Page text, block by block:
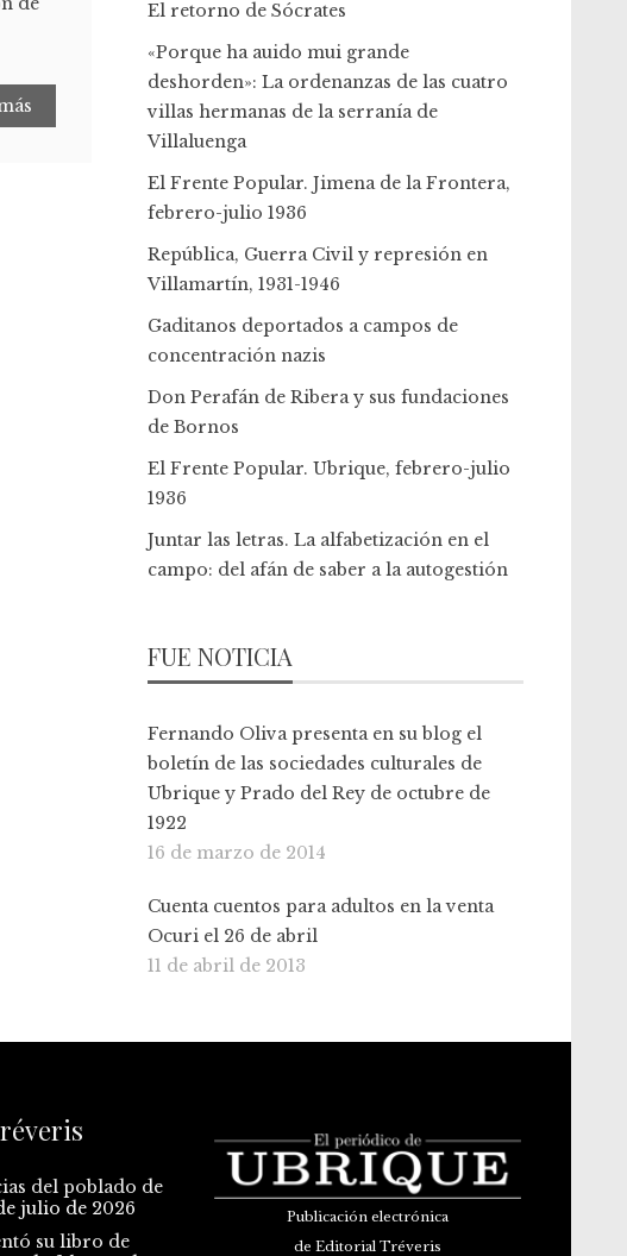
El retorno de Sócrates
«Porque ha auido mui grande
deshorden»: La ordenanzas de las cuatro
villas hermanas de la serranía de
Villaluenga
El Frente Popular. Jimena de la Frontera,
febrero-julio 1936
República, Guerra Civil y represión en
Villamartín, 1931-1946
Gaditanos deportados a campos de
concentración nazis
Don Perafán de Ribera y sus fundaciones
de Bornos
El Frente Popular. Ubrique, febrero-julio
1936
Juntar las letras. La alfabetización en el
campo: del afán de saber a la autogestión
FUE NOTICIA
Fernando Oliva presenta en su blog el
boletín de las sociedades culturales de
Ubrique y Prado del Rey de octubre de
1922
16 de marzo de 2014
Cuenta cuentos para adultos en la venta
Ocuri el 26 de abril
11 de abril de 2013
del poblado de
julio de 2026
su libro de
Publicación electrónica
de Editorial Tréveris